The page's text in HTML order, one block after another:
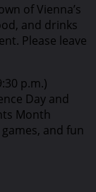
of Vienna’s
and drinks
Please leave
p.m.)
Day and
Month
and fun